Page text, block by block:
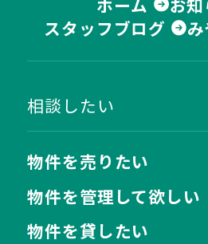
スタッフブログ
相談したい
物件を売りたい
物件を管理して欲しい
物件を貸したい